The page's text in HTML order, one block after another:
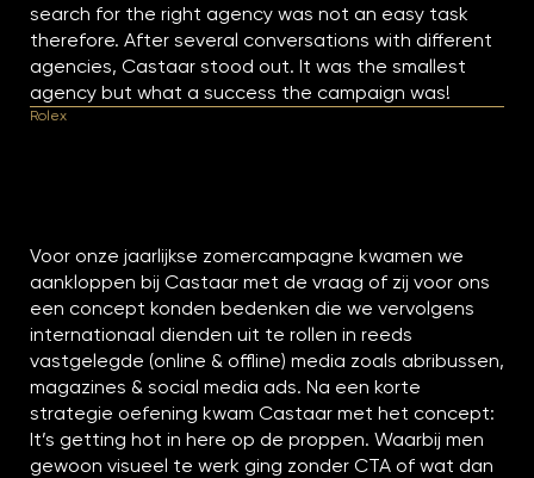
search for the right agency was not an easy task
therefore. After several conversations with different
agencies, Castaar stood out. It was the smallest
agency but what a success the campaign was!
Rolex
Voor onze jaarlijkse zomercampagne kwamen we
aankloppen bij Castaar met de vraag of zij voor ons
een concept konden bedenken die we vervolgens
internationaal dienden uit te rollen in reeds
vastgelegde (online & offline) media zoals abribussen,
magazines & social media ads. Na een korte
strategie oefening kwam Castaar met het concept:
It’s getting hot in here op de proppen. Waarbij men
gewoon visueel te werk ging zonder CTA of wat dan